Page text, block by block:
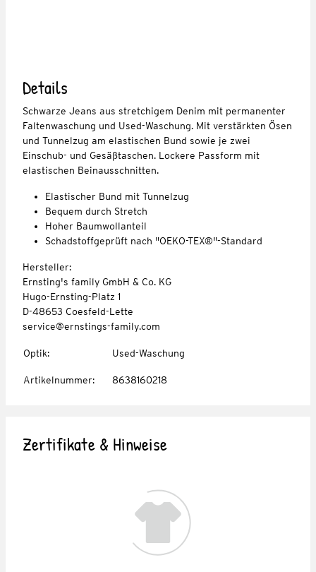
Details
Schwarze Jeans aus stretchigem Denim mit permanenter
Faltenwaschung und Used-Waschung. Mit verstärkten Ösen
und Tunnelzug am elastischen Bund sowie je zwei
Einschub- und Gesäßtaschen. Lockere Passform mit
elastischen Beinausschnitten.
Elastischer Bund mit Tunnelzug
Bequem durch Stretch
Hoher Baumwollanteil
Schadstoffgeprüft nach "OEKO-TEX®"-Standard
Hersteller:
Ernsting's family GmbH & Co. KG
Hugo-Ernsting-Platz 1
D-48653 Coesfeld-Lette
service@ernstings-family.com
Optik: Used-Waschung
Artikelnummer: 8638160218
Zertifikate & Hinweise